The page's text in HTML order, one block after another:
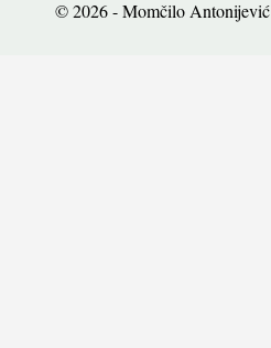
© 2026 - Momčilo Antonijević